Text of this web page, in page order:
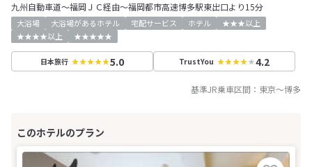
九州自動車道～福岡ＪＣ経由～福岡都市高速博多駅東出口より15分
大浴場 大浴場があるホテル 宅配サービス ホテル
★★★以上
★★★★以上
★★★★★
日本旅行 5.0 TrustYou 4.2
基準JR乗車区間： 東京～博多